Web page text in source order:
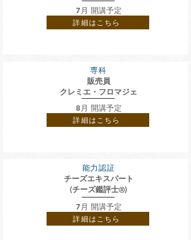
7月 開講予定
詳細はこちら
​専科
​販売員
クレミエ ・ フロマジェ
8月 開講予定
詳細はこちら
能力認証
チーズエキスパート
​(チーズ鑑評士Ⓡ)
7月 開講予定
詳細はこちら